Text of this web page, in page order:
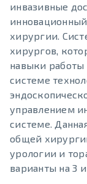
инвазивные
хирургии.
хирургов,
навыки работы
системе
управлением
системе.
общей
урологии и
варианты на 3